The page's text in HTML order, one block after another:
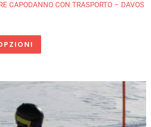
CAPODANNO CON TRASPORTO – DAVOS